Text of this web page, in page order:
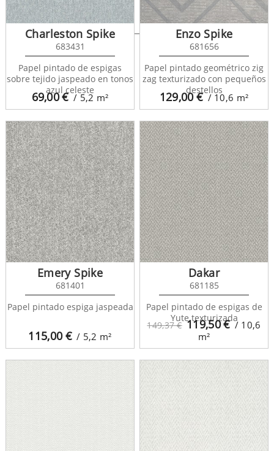
Chevron Louis 683561
69,00€ / 5,2 m²
Charleston Spike
683431
Papel pintado de espigas
sobre tejido jaspeado en tonos
azul celeste
129,00€ / 10,6 m²
Enzo Spike
681656
Papel pintado geométrico zig
zag texturizado con pequeños
destellos
115,00€ / 5,2 m²
Emery Spike
681401
Papel pintado espiga jaspeada
149,37 € 119,50€ / 10,6
m²
Dakar
681185
Papel pintado de espigas de
Yute texturizada